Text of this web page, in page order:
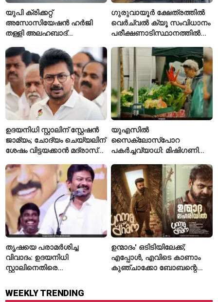
യുപി ക്രിക്കറ്റ്
അസോസിയേഷൻ ഹർജി
തള്ളി അലഹബാദ്
ഗുരുവായൂർ ക്ഷേത്രത്തിൽ
വെർച്വൽ ക്യൂ സംവിധാനം
പരീക്ഷണാടിസ്ഥാനത്തിൽ
ഉദയനിധി സ്റ്റാലിന് സ്റ്റേഷൻ
ജാമ്യം; ചോദ്യം ചെയ്യലിന്
ശേഷം വിട്ടയക്കാൻ മദ്രാസ്
യുഎസിൽ
സൈക്ലോസ്പോറ
പകർച്ചവ്യാധി: മിഷിഗണിൽ
സ്ഥിരീകരിച്ചു
തൃഷയെ പരാമർശിച്ച
വിവാദം: ഉദയനിധി
സ്റ്റാലിനെതിരെ
എന്തെല്ലാം കുറ്റങ്ങൾ?
ഉന്മാദം' ഒടിടിയിലേക്ക്;
എപ്പോൾ, എവിടെ കാണാം
കുഞ്ചാക്കോ ബോബന്റെ
WEEKLY TRENDING